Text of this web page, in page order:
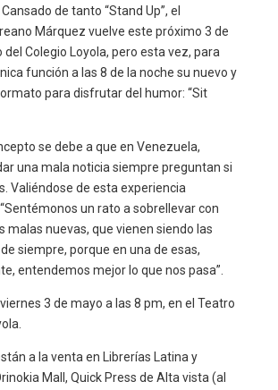
de tanto “Stand Up”, el
Márquez vuelve este próximo 3 de
Colegio Loyola, pero esta vez, para
función a las 8 de la noche su nuevo y
para disfrutar del humor: “Sit
se debe a que en Venezuela,
una mala noticia siempre preguntan si
Valiéndose de esta experiencia
un rato a sobrellevar con
malas nuevas, que vienen siendo las
siempre, porque en una de esas,
entendemos mejor lo que nos pasa”.
3 de mayo a las 8 pm, en el Teatro
a la venta en Librerías Latina y
Mall, Quick Press de Alta vista (al